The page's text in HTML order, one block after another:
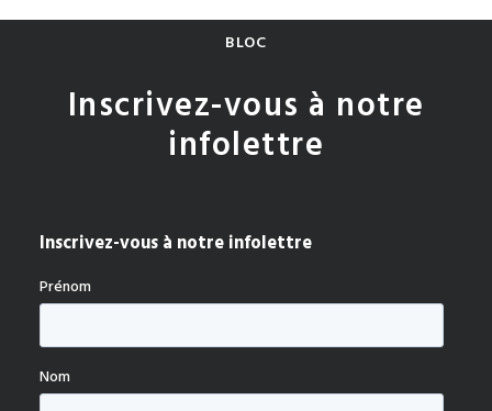
BLOC
Inscrivez-vous à notre
infolettre